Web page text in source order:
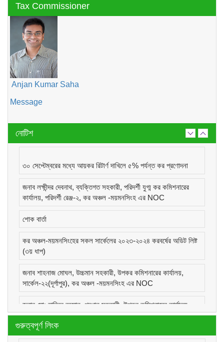
Tax Commissioner
Anjan Kumar Saha
Message
নোটিশ
৩০ সেপ্টেম্বরের মধ্যে আয়কর রিটার্ণ দাখিলে ৫% পর্যন্ত কর প্রণোদনা
জনাব লক্ষীন্দর দেবনাথ, ব্যক্তিগত সহকারী, পরিদর্শী যুগ্ম কর কমিশনারের
কার্যালয়, পরিদর্শী রেঞ্জ-২, কর অঞ্চল -ময়মনসিংহ এর NOC
শোক বার্তা
কর অঞ্চল-ময়মনসিংহের সকল সার্কেলের ২০২৩-২০২৪ করবর্ষের অডিট লিষ্ট
(৩য় ধাপ)
জনাব শাহনাজ মোঘল, উচ্চমান সহকারী, উপকর কমিশনারের কার্যালয়,
সার্কেল-২২(দূর্গাপুর), কর অঞ্চল -ময়মনসিংহ এর NOC
জনাব মোঃ হাবিবুর রহমান, প্রধান সহকারী, উপকর কমিশনারের কার্যালয়,
সার্কেল-১(কোম্পানীজ), কর অঞ্চল -ময়মনসিংহ এর NOC
জনাব মোঃ মোরাদুজ্জামান, সাঁট মুদ্রাক্ষরিক কাম-কম্পিউটার অপারেটর, উপকর
গুরুত্বপূর্ণ লিংক